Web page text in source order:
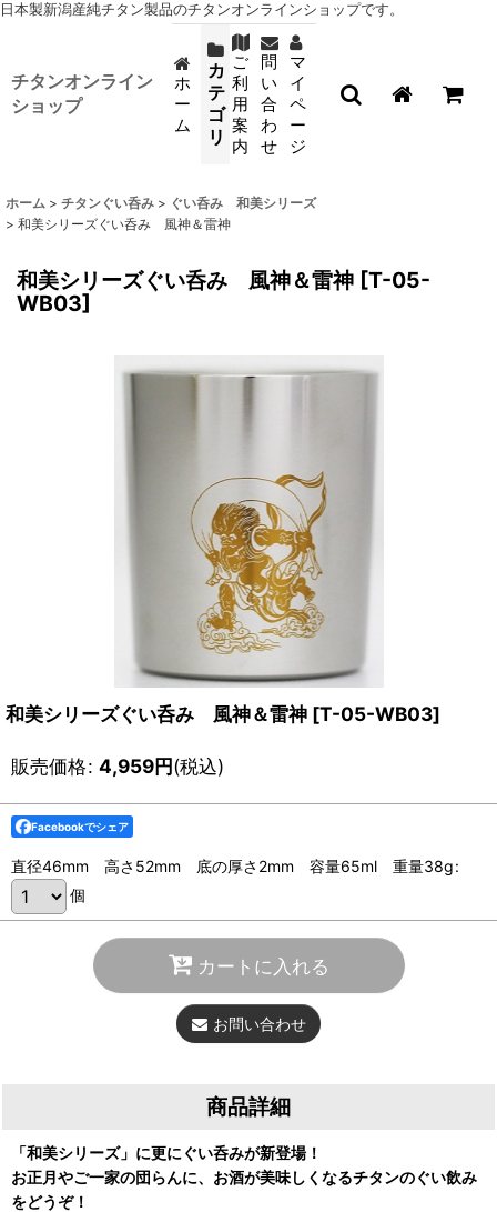
日本製新潟産純チタン製品のチタンオンラインショップです。
チタンオンライン
ショップ
ホ
ー
ム
カ
テ
ゴ
リ
ご
利
用
案
内
問
い
合
わ
せ
マ
イ
ペ
ー
ジ
ホーム > チタンぐい呑み > ぐい呑み 和美シリーズ
> 和美シリーズぐい呑み 風神＆雷神
和美シリーズぐい呑み 風神＆雷神 [T-05-
WB03]
和美シリーズぐい呑み 風神＆雷神 [T-05-WB03]
販売価格: 4,959円(税込)
Facebookでシェア
直径46mm 高さ52mm 底の厚さ2mm 容量65ml 重量38g:
個
カートに入れる
お問い合わせ
商品詳細
「和美シリーズ」に更にぐい呑みが新登場！
お正月やご一家の団らんに、お酒が美味しくなるチタンのぐい飲み
をどうぞ！